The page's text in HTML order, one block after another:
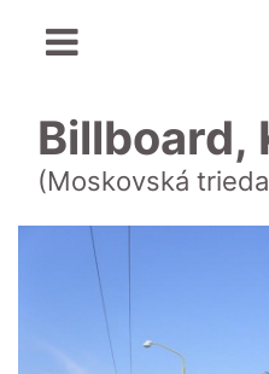
Billboard,
(Moskovská